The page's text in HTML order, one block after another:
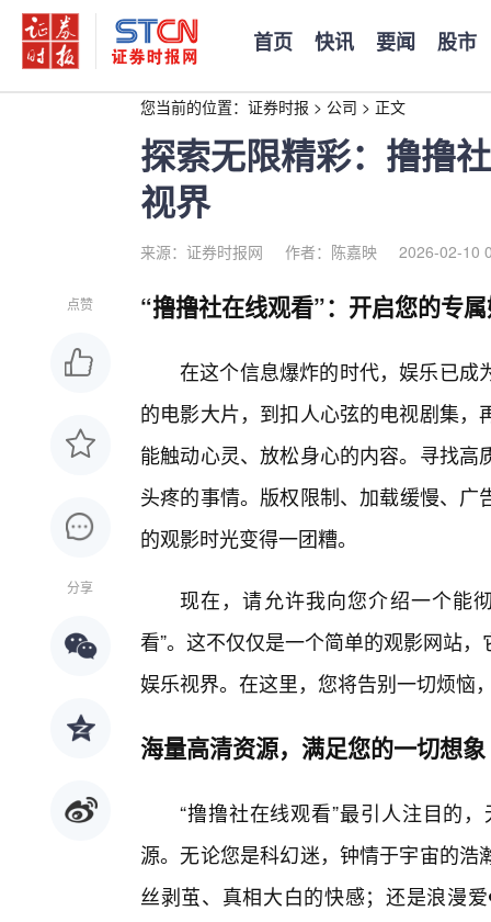
首页 快讯 要闻 股市
您当前的位置： 证券时报 > 公司 > 正文
探索无限精彩：撸撸
视界
来源：证券时报网 作者：陈嘉映 2026-02-10
点赞
分享
“撸撸社在线观看”：开启您的专
在这个信息爆炸的时代，娱乐已成
的电影大片，到扣人心弦的电视剧集
能触动心灵、放松身心的内容。寻找
头疼的事情。版权限制、加载缓慢、
的观影时光变得一团糟。
现在，请允许我向您介绍一个能
看”。这不仅仅是一个简单的观影网站
娱乐视界。在这里，您将告别一切烦恼
海量高清资源，满足您的一切想象
“撸撸社在线观看”最引人注目的
源。无论您是科幻迷，钟情于宇宙的
丝剥茧、真相大白的快感；还是浪漫